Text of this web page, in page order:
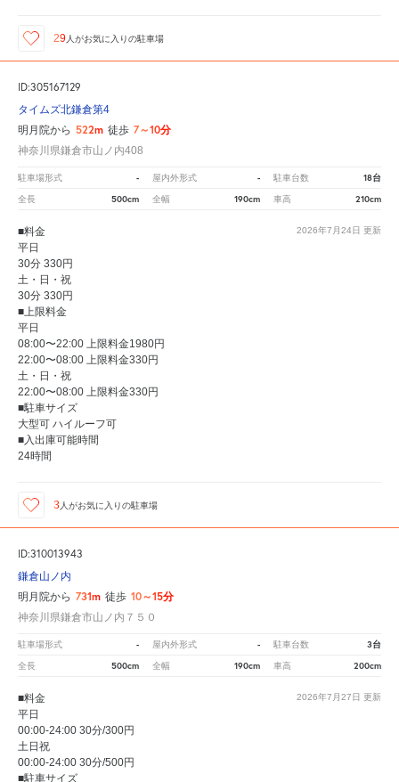
29 人がお気に入りの駐車場
ID:305167129
タイムズ北鎌倉第4
明月院から 522m 徒歩 7～10分
神奈川県鎌倉市山ノ内408
駐車場形式 - 屋内外形式 - 駐車台数 18台
全長 500cm 全幅 190cm 車高 210cm
2026年7月24日 更新
■料金
平日
30分 330円
土・日・祝
30分 330円
■上限料金
平日
08:00〜22:00 上限料金1980円
22:00〜08:00 上限料金330円
土・日・祝
22:00〜08:00 上限料金330円
■駐車サイズ
大型可 ハイルーフ可
■入出庫可能時間
24時間
3 人がお気に入りの駐車場
ID:310013943
鎌倉山ノ内
明月院から 731m 徒歩 10～15分
神奈川県鎌倉市山ノ内７５０
駐車場形式 - 屋内外形式 - 駐車台数 3台
全長 500cm 全幅 190cm 車高 200cm
2026年7月27日 更新
■料金
平日
00:00-24:00 30分/300円
土日祝
00:00-24:00 30分/500円
■駐車サイズ